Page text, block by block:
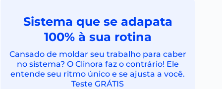
Sistema que se adapata
100% à sua rotina
Cansado de moldar seu trabalho para caber
no sistema? O Clinora faz o contrário! Ele
entende seu ritmo único e se ajusta a você.
Teste GRÁTIS